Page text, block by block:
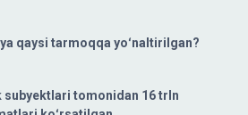
qaysi tarmoqqa yoʻnaltirilgan?
tomonidan 16 trln